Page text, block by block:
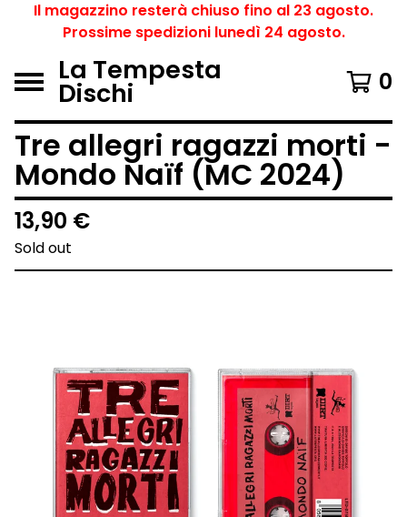
Il magazzino resterà chiuso fino al 23 agosto.
Prossime spedizioni lunedì 24 agosto.
La Tempesta
Dischi 0
Tre allegri ragazzi morti -
Mondo Naïf (MC 2024)
13,90 €
Sold out